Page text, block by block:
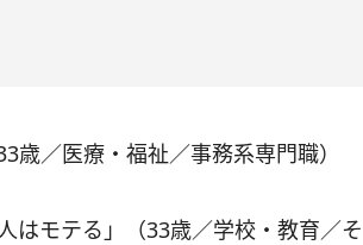
歳／医療・福祉／事務系専門職）
はモテる」（33歳／学校・教育／そ